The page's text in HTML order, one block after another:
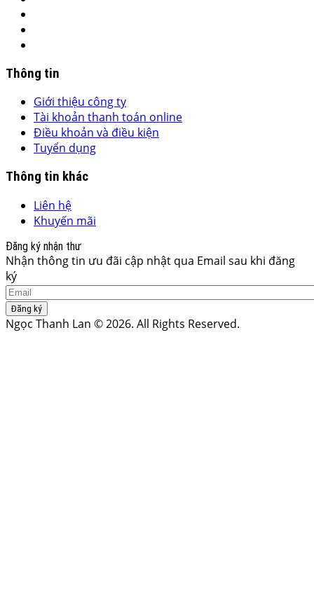
Thông tin
Giới thiệu công ty
Tài khoản thanh toán online
Điều khoản và điều kiện
Tuyển dụng
Thông tin khác
Liên hệ
Khuyến mãi
Đăng ký nhận thư
Nhận thông tin ưu đãi cập nhật qua Email sau khi đăng
ký
Đăng ký
Ngọc Thanh Lan © 2026. All Rights Reserved.